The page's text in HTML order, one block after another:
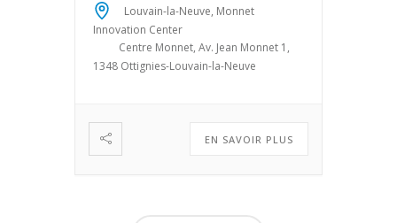
pilier 2 « Problématiques mondiales
et compétitivité industrielle
européenne » d’Horizon Europe. Le
NCP-FNRS animera l’atelier
Louvain-la-Neuve, Monnet
Innovation Center
Centre Monnet, Av. Jean Monnet 1,
1348 Ottignies-Louvain-la-Neuve
EN SAVOIR PLUS